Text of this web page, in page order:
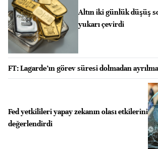
Altın iki günlük düşüş
yukarı çevirdi
FT: Lagarde’ın görev süresi dolmadan
Fed yetkilileri yapay zekanın olası etkilerini
değerlendirdi